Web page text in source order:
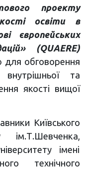
проекту
освіти в
європейських
(QUAERE)
обговорення
та
якості вищої
Київського
ім.Т.Шевченка,
імені
технічного